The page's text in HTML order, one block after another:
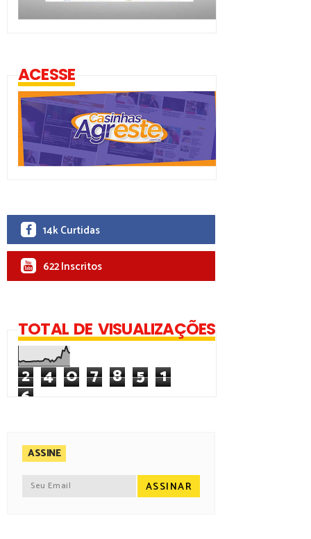
ACESSE
14k Curtidas
622 Inscritos
TOTAL DE VISUALIZAÇÕES
2 4 0 7 8 5 1
6
ASSINE